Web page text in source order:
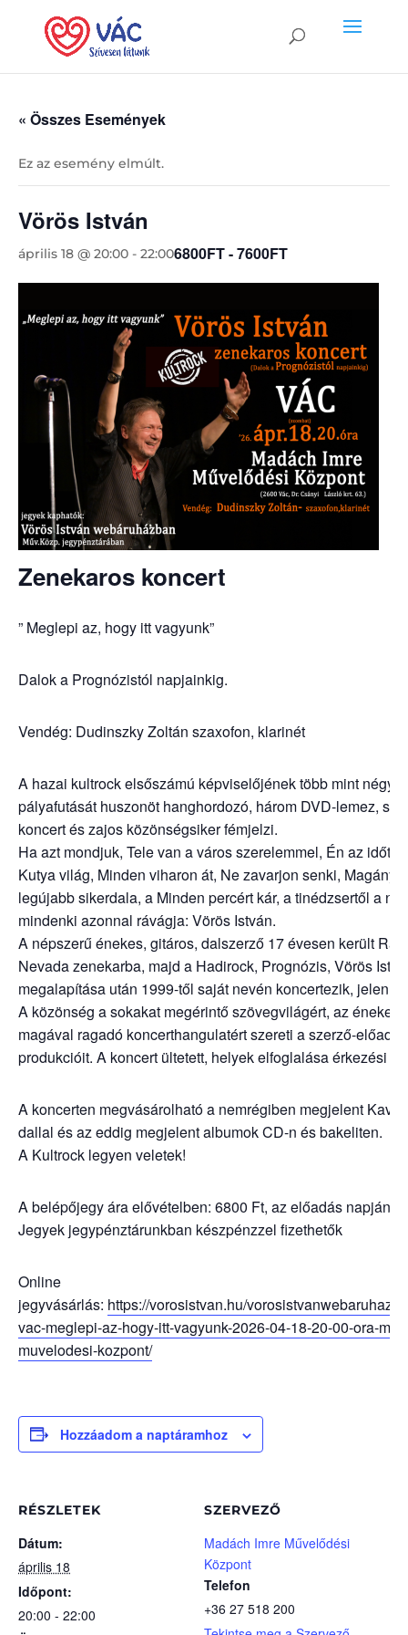
« Összes Események
Ez az esemény elmúlt.
Vörös István
április 18 @ 20:00 - 22:006800FT - 7600FT
Zenekaros koncert
” Meglepi az, hogy itt vagyunk”
Dalok a Prognózistól napjainkig.
Vendég: Dudinszky Zoltán szaxofon, klarinét
A hazai kultrock elsőszámú képviselőjének több mint négy
pályafutását huszonöt hanghordozó, három DVD-lemez,
koncert és zajos közönségsiker fémjelzi.
Ha azt mondjuk, Tele van a város szerelemmel, Én az időt
Kutya világ, Minden viharon át, Ne zavarjon senki,
legújabb sikerdala, a Minden percért kár, a tinédzsertől a
mindenki azonnal rávágja: Vörös István.
A népszerű énekes, gitáros, dalszerző 17 évesen került
Nevada zenekarba, majd a Hadirock, Prognózis, Vörös
megalapítása után 1999-től saját nevén koncertezik,
A közönség a sokakat megérintő szövegvilágért, az
magával ragadó koncerthangulatért szereti a szerző-
produkcióit. A koncert ültetett, helyek elfoglalása érkezési
A koncerten megvásárolható a nemrégiben megjelent
dallal és az eddig megjelent albumok CD-n és bakeliten.
A Kultrock legyen veletek!
A belépőjegy ára elővételben: 6800 Ft, az előadás napján:
Jegyek jegypénztárunkban készpénzzel fizethetők
Online
jegyvásárlás: https://vorosistvan.hu/vorosistvanwebaruhaz/
vac-meglepi-az-hogy-itt-vagyunk-2026-04-18-20-00-ora-
muvelodesi-kozpont/
Hozzáadom a naptáramhoz
RÉSZLETEK
Dátum:
április 18
Időpont:
20:00 - 22:00
SZERVEZŐ
Madách Imre Művelődési
Központ
Telefon
+36 27 518 200